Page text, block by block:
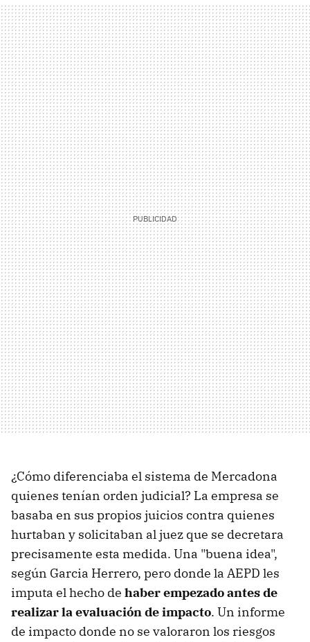
¿Cómo diferenciaba el sistema de Mercadona
quienes tenían orden judicial? La empresa se
basaba en sus propios juicios contra quienes
hurtaban y solicitaban al juez que se decretara
precisamente esta medida. Una "buena idea",
según Garcia Herrero, pero donde la AEPD les
imputa el hecho de haber empezado antes de
realizar la evaluación de impacto. Un informe
de impacto donde no se valoraron los riesgos